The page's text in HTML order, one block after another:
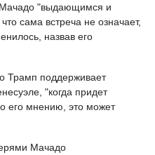
Мачадо "выдающимся и
сама встреча не означает,
назвав его
Трамп поддерживает
"когда придет
его мнению, это может
Мачадо